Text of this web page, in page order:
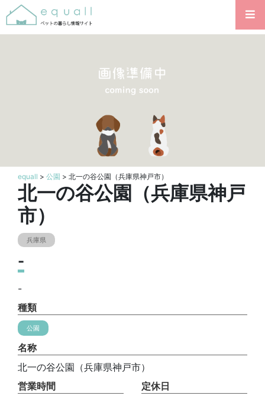
equall > 公園 > 北一の谷公園（兵庫県神戸市）
北一の谷公園（兵庫県神戸
市）
兵庫県
-
-
種類
公園
名称
北一の谷公園（兵庫県神戸市）
営業時間
定休日